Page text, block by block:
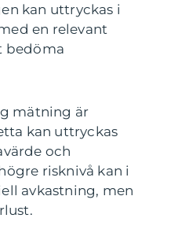
kan uttryckas i
en relevant
bedöma
mätning är
kan uttryckas
och
risknivå kan i
avkastning, men